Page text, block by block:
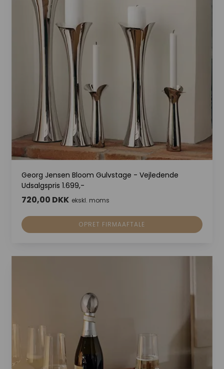
Georg Jensen Bloom Gulvstage - Vejledende
Udsalgspris 1.699,-
720,00 DKK ekskl. moms
OPRET FIRMAAFTALE